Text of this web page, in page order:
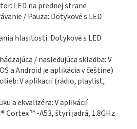
LED na prednej strane
/ Pauza: Dotykové s LED
hlasitosti: Dotykové s LED
/ nasledujúca skladba: V
a Android je aplikácia v češtine)
V aplikacií (rádio, playlist,
a ekvalizéra: V aplikácií
Cortex ™ -A53, štyri jadrá, 1.8GHz